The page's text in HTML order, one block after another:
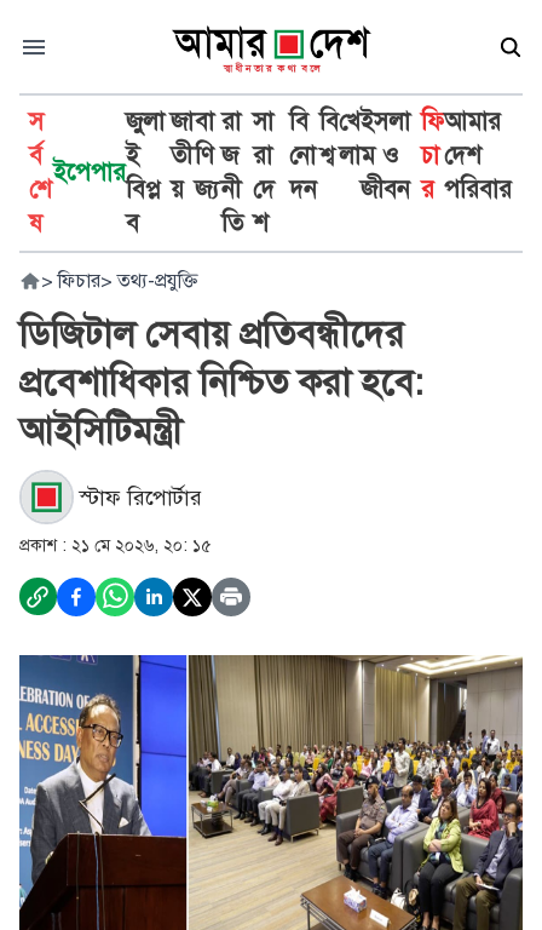
স
র্ব
শে
ষ
ইপেপার
জুলা
ই
বিপ্ল
ব
জা
তী
য়
বা
ণি
জ্য
রা
জ
নী
তি
সা
রা
দে
শ
বি
নো
দন
বি
শ্ব
খে
লা
ইসলা
ম ও
জীবন
ফি
চা
র
আমার
দেশ
পরিবার
> ফিচার> তথ্য-প্রযুক্তি
ডিজিটাল সেবায় প্রতিবন্ধীদের
প্রবেশাধিকার নিশ্চিত করা হবে:
আইসিটিমন্ত্রী
স্টাফ রিপোর্টার
প্রকাশ : ২১ মে ২০২৬, ২০: ১৫